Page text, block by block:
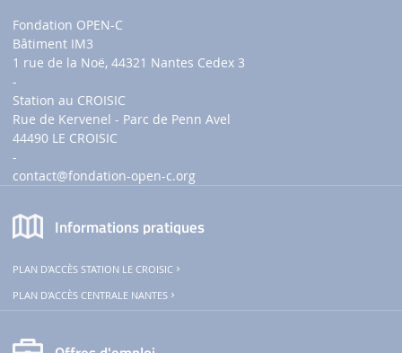
Fondation OPEN-C
Bâtiment IM3
1 rue de la Noë, 44321 Nantes Cedex 3
-
Station au CROISIC
Rue de Kervenel - Parc de Penn Avel
44490 LE CROISIC
-
contact@fondation-open-c.org
Informations pratiques
PLAN D'ACCÈS STATION LE CROISIC
PLAN D'ACCÈS CENTRALE NANTES